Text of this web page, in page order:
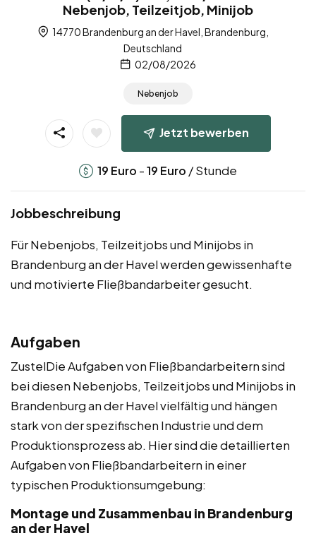
Nebenjob, Teilzeitjob, Minijob
14770 Brandenburg an der Havel, Brandenburg,
Deutschland
02/08/2026
Nebenjob
Jetzt bewerben
19 Euro -19 Euro / Stunde
Jobbeschreibung
Für Nebenjobs, Teilzeitjobs und Minijobs in
Brandenburg an der Havel werden gewissenhafte
und motivierte Fließbandarbeiter gesucht.
Aufgaben
ZustelDie Aufgaben von Fließbandarbeitern sind
bei diesen Nebenjobs, Teilzeitjobs und Minijobs in
Brandenburg an der Havel vielfältig und hängen
stark von der spezifischen Industrie und dem
Produktionsprozess ab. Hier sind die detaillierten
Aufgaben von Fließbandarbeitern in einer
typischen Produktionsumgebung:
Montage und Zusammenbau in Brandenburg
an der Havel